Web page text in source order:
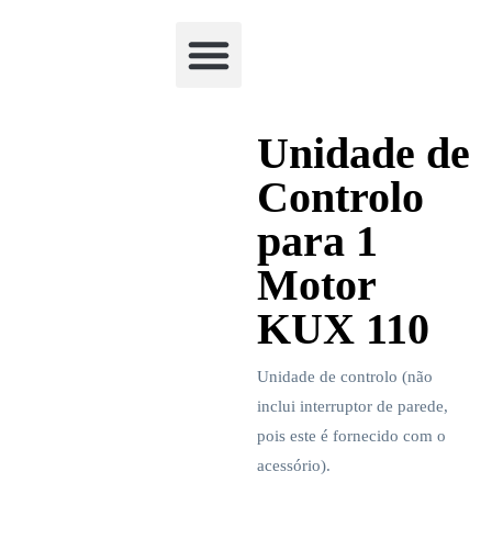
Unidade de
Controlo
para 1
Motor
KUX 110
Unidade de controlo (não
inclui interruptor de parede,
pois este é fornecido com o
acessório).